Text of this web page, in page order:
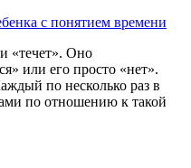
с понятием времени
«течет». Оно
или его просто «нет».
по несколько раз в
по отношению к такой